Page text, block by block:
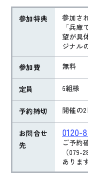
参加特典
参加さ
「兵
望が具
ジナル
参加費 無料
定員 6組様
予約締切 開催の
お問合せ
先
0120-
ご予約
（
ありま